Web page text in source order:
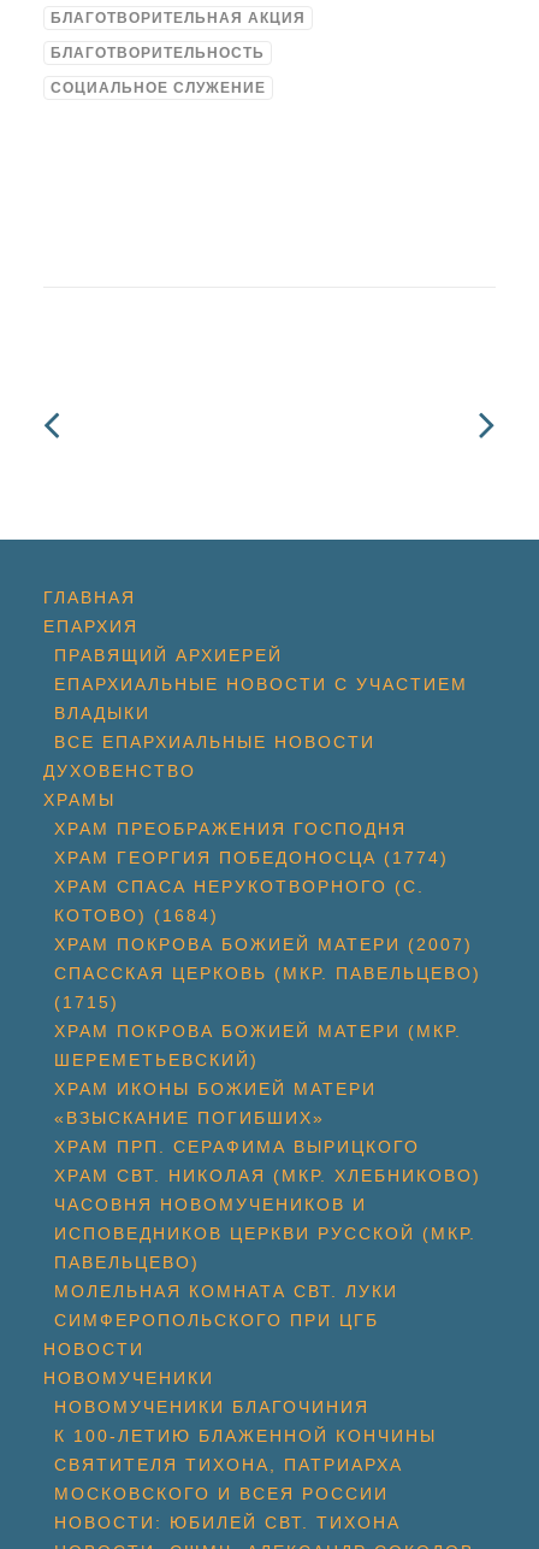
БЛАГОТВОРИТЕЛЬНАЯ АКЦИЯ
БЛАГОТВОРИТЕЛЬНОСТЬ
СОЦИАЛЬНОЕ СЛУЖЕНИЕ
ГЛАВНАЯ
ЕПАРХИЯ
ПРАВЯЩИЙ АРХИЕРЕЙ
ЕПАРХИАЛЬНЫЕ НОВОСТИ С УЧАСТИЕМ
ВЛАДЫКИ
ВСЕ ЕПАРХИАЛЬНЫЕ НОВОСТИ
ДУХОВЕНСТВО
ХРАМЫ
ХРАМ ПРЕОБРАЖЕНИЯ ГОСПОДНЯ
ХРАМ ГЕОРГИЯ ПОБЕДОНОСЦА (1774)
ХРАМ СПАСА НЕРУКОТВОРНОГО (С.
КОТОВО) (1684)
ХРАМ ПОКРОВА БОЖИЕЙ МАТЕРИ (2007)
СПАССКАЯ ЦЕРКОВЬ (МКР. ПАВЕЛЬЦЕВО)
(1715)
ХРАМ ПОКРОВА БОЖИЕЙ МАТЕРИ (МКР.
ШЕРЕМЕТЬЕВСКИЙ)
ХРАМ ИКОНЫ БОЖИЕЙ МАТЕРИ
«ВЗЫСКАНИЕ ПОГИБШИХ»
ХРАМ ПРП. СЕРАФИМА ВЫРИЦКОГО
ХРАМ СВТ. НИКОЛАЯ (МКР. ХЛЕБНИКОВО)
ЧАСОВНЯ НОВОМУЧЕНИКОВ И
ИСПОВЕДНИКОВ ЦЕРКВИ РУССКОЙ (МКР.
ПАВЕЛЬЦЕВО)
МОЛЕЛЬНАЯ КОМНАТА СВТ. ЛУКИ
СИМФЕРОПОЛЬСКОГО ПРИ ЦГБ
НОВОСТИ
НОВОМУЧЕНИКИ
НОВОМУЧЕНИКИ БЛАГОЧИНИЯ
К 100-ЛЕТИЮ БЛАЖЕННОЙ КОНЧИНЫ
СВЯТИТЕЛЯ ТИХОНА, ПАТРИАРХА
МОСКОВСКОГО И ВСЕЯ РОССИИ
НОВОСТИ: ЮБИЛЕЙ СВТ. ТИХОНА